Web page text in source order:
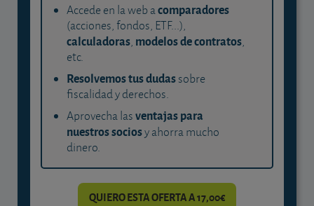
Accede en la web acomparadores
(acciones, fondos, ETF...),
calculadoras, modelos de contratos,
etc.
Resolvemos tus dudassobre
fiscalidad y derechos.
Aprovecha lasventajas para
nuestros sociosy ahorra mucho
dinero.
QUIERO ESTA OFERTA A 17,00€